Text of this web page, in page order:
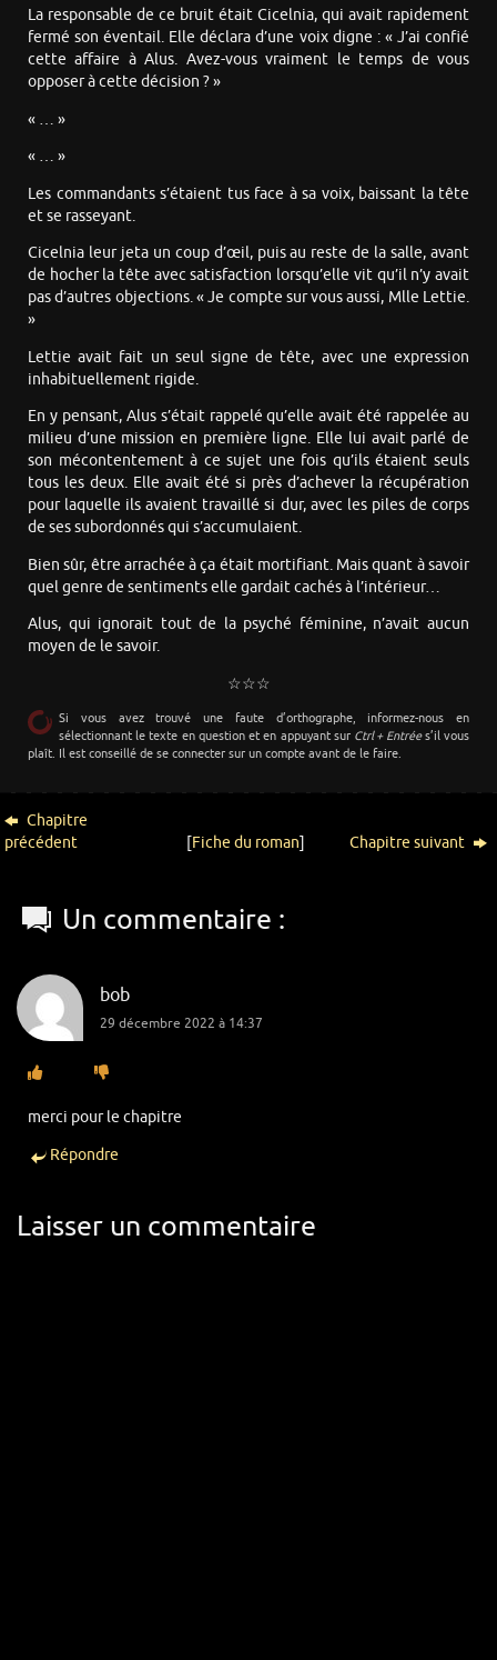
La responsable de ce bruit était Cicelnia, qui avait rapidement
fermé son éventail. Elle déclara d’une voix digne : « J’ai confié
cette affaire à Alus. Avez-vous vraiment le temps de vous
opposer à cette décision ? »
« … »
« … »
Les commandants s’étaient tus face à sa voix, baissant la tête
et se rasseyant.
Cicelnia leur jeta un coup d’œil, puis au reste de la salle, avant
de hocher la tête avec satisfaction lorsqu’elle vit qu’il n’y avait
pas d’autres objections. « Je compte sur vous aussi, Mlle Lettie.
»
Lettie avait fait un seul signe de tête, avec une expression
inhabituellement rigide.
En y pensant, Alus s’était rappelé qu’elle avait été rappelée au
milieu d’une mission en première ligne. Elle lui avait parlé de
son mécontentement à ce sujet une fois qu’ils étaient seuls
tous les deux. Elle avait été si près d’achever la récupération
pour laquelle ils avaient travaillé si dur, avec les piles de corps
de ses subordonnés qui s’accumulaient.
Bien sûr, être arrachée à ça était mortifiant. Mais quant à savoir
quel genre de sentiments elle gardait cachés à l’intérieur…
Alus, qui ignorait tout de la psyché féminine, n’avait aucun
moyen de le savoir.
☆☆☆
Si vous avez trouvé une faute d’orthographe, informez-nous en
sélectionnant le texte en question et en appuyant sur Ctrl + Entrées’il vous
plaît. Il est conseillé de se connecter sur un compte avant de le faire.
Chapitre
précédent
[Fiche du roman] Chapitre suivant
Un commentaire :
bob
29 décembre 2022 à 14:37
merci pour le chapitre
Répondre
Laisser un commentaire